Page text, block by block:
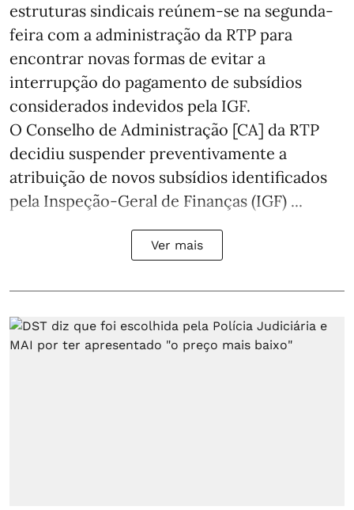
estruturas sindicais reúnem-se na segunda-
feira com a administração da RTP para
encontrar novas formas de evitar a
interrupção do pagamento de subsídios
considerados indevidos pela IGF.
O Conselho de Administração [CA] da RTP
decidiu suspender preventivamente a
atribuição de novos subsídios identificados
pela Inspeção-Geral de Finanças (IGF) ...
Ver mais